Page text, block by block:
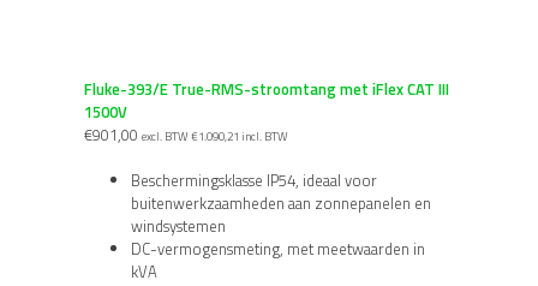
Fluke-393/E True-RMS-stroomtang met iFlex CAT III
1500V
€901,00 excl. BTW €1.090,21 incl. BTW
Beschermingsklasse IP54, ideaal voor
buitenwerkzaamheden aan zonnepanelen en
windsystemen
DC-vermogensmeting, met meetwaarden in
kVA